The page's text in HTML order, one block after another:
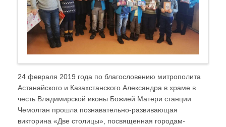
24 февраля 2019 года по благословению митрополита
Астанайского и Казахстанского Александра в храме в
честь Владимирской иконы Божией Матери станции
Чемолган прошла познавательно-развивающая
викторина «Две столицы», посвященная городам-